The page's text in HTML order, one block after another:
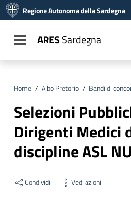
Vai al menu di navigazione
Vai al footer
Regione Autonoma della Sardegna
Toggle navigation
ARESSardegna
Home / Albo Pretorio / Bandi di
Selezioni
Dirigenti Medici
discipline ASL
Condividi Vedi azioni